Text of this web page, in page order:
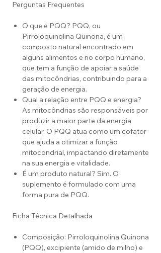
Perguntas Frequentes
O que é PQQ? PQQ, ou
Pirroloquinolina Quinona, é um
composto natural encontrado em
alguns alimentos e no corpo humano,
que tem a função de apoiar a saúde
das mitocôndrias, contribuindo para a
geração de energia.
Qual a relação entre PQQ e energia?
As mitocôndrias são responsáveis por
produzir a maior parte da energia
celular. O PQQ atua como um cofator
que ajuda a otimizar a função
mitocondrial, impactando diretamente
na sua energia e vitalidade.
É um produto natural? Sim. O
suplemento é formulado com uma
forma pura de PQQ.
Ficha Técnica Detalhada
Composição: Pirroloquinolina Quinona
(PQQ), excipiente (amido de milho) e